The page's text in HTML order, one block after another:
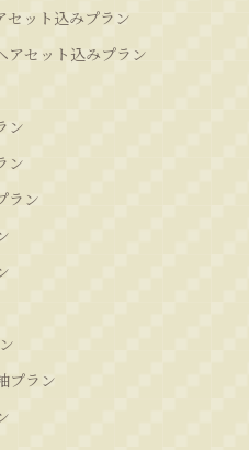
セット込みプラン
アセット込みプラン
ン
ン
ラン
プラン